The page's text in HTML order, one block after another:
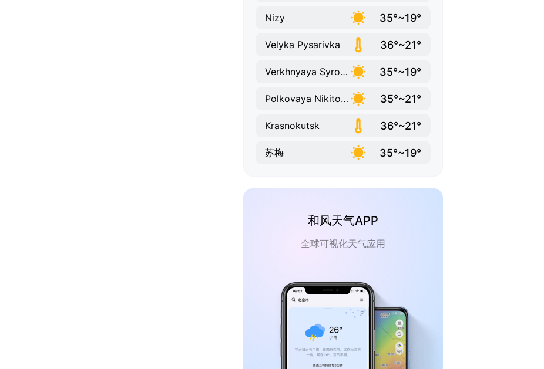
Nizy 35°~19°
Velyka Pysarivka 36°~21°
Verkhnyaya Syrovatka 35°~19°
Polkovaya Nikitovka 35°~21°
Krasnokutsk 36°~21°
苏梅 35°~19°
和风天气APP
全球可视化天气应用